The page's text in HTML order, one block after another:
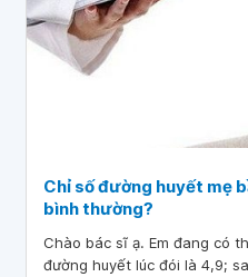
Chỉ số đường huyết mẹ
bình thường?
Chào bác sĩ ạ. Em đang có
đường huyết lúc đói là 4,9;